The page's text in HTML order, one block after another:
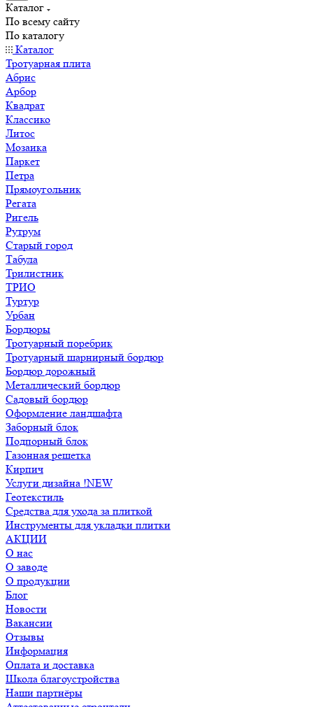
Каталог
По всему сайту
По каталогу
Каталог
Тротуарная плита
Абрис
Арбор
Квадрат
Классико
Литос
Мозаика
Паркет
Петра
Прямоугольник
Регата
Ригель
Рутрум
Старый город
Табула
Трилистник
ТРИО
Туртур
Урбан
Бордюры
Тротуарный поребрик
Тротуарный шарнирный бордюр
Бордюр дорожный
Металлический бордюр
Садовый бордюр
Оформление ландшафта
Заборный блок
Подпорный блок
Газонная решетка
Кирпич
Услуги дизайна !NEW
Геотекстиль
Средства для ухода за плиткой
Инструменты для укладки плитки
АКЦИИ
О нас
О заводе
О продукции
Блог
Новости
Вакансии
Отзывы
Информация
Оплата и доставка
Школа благоустройства
Наши партнёры